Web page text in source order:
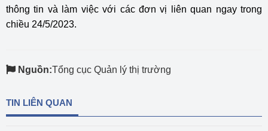
thông tin và làm việc với các đơn vị liên quan ngay trong
chiều 24/5/2023.
Nguồn:Tổng cục Quản lý thị trường
TIN LIÊN QUAN